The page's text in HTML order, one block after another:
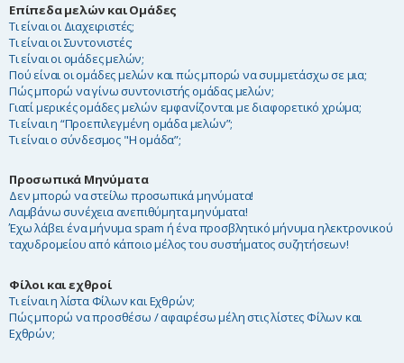
Επίπεδα μελών και Ομάδες
Τι είναι οι Διαχειριστές;
Τι είναι οι Συντονιστές;
Τι είναι οι ομάδες μελών;
Πού είναι οι ομάδες μελών και πώς μπορώ να συμμετάσχω σε μια;
Πώς μπορώ να γίνω συντονιστής ομάδας μελών;
Γιατί μερικές ομάδες μελών εμφανίζονται με διαφορετικό χρώμα;
Τι είναι η “Προεπιλεγμένη ομάδα μελών”;
Τι είναι ο σύνδεσμος "Η ομάδα”;
Προσωπικά Μηνύματα
Δεν μπορώ να στείλω προσωπικά μηνύματα!
Λαμβάνω συνέχεια ανεπιθύμητα μηνύματα!
Έχω λάβει ένα μήνυμα spam ή ένα προσβλητικό μήνυμα ηλεκτρονικού
ταχυδρομείου από κάποιο μέλος του συστήματος συζητήσεων!
Φίλοι και εχθροί
Τι είναι η λίστα Φίλων και Εχθρών;
Πώς μπορώ να προσθέσω / αφαιρέσω μέλη στις λίστες Φίλων και
Εχθρών;